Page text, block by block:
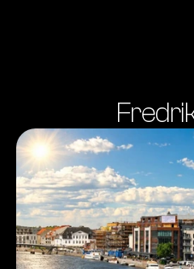
Marine
Tankingskort
Våre Produkter
Om Selskapet
Bærekraft